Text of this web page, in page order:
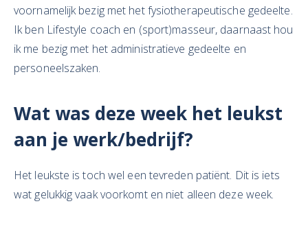
voornamelijk bezig met het fysiotherapeutische gedeelte.
Ik ben Lifestyle coach en (sport)masseur, daarnaast hou
ik me bezig met het administratieve gedeelte en
personeelszaken.
Wat was deze week het leukst
aan je werk/bedrijf?
Het leukste is toch wel een tevreden patiënt. Dit is iets
wat gelukkig vaak voorkomt en niet alleen deze week.